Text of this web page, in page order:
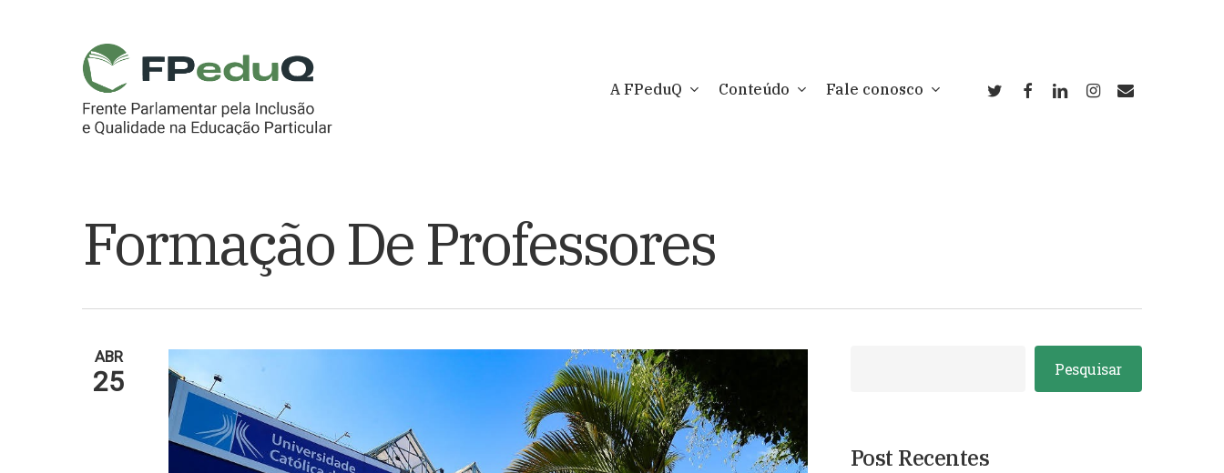
A FPeduQ Conteúdo Fale conosco twitterfacebooklinkedininstagram
email
Formação De Professores
ABR
25 Pesquisar
Post Recentes